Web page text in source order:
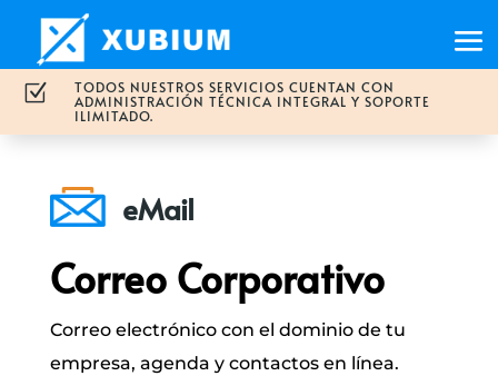
Z
TODOS NUESTROS SERVICIOS CUENTAN CON
ADMINISTRACIÓN TÉCNICA INTEGRAL Y SOPORTE
ILIMITADO.
eMail
Correo Corporativo
Correo electrónico con el dominio de tu
empresa, agenda y contactos en línea.